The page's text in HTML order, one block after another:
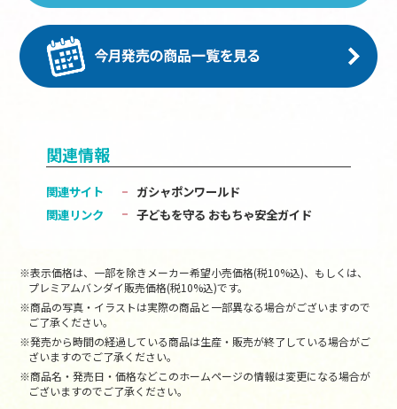
関連情報
関連サイト
ガシャポンワールド
関連リンク
子どもを守る おもちゃ安全ガイド
※表示価格は、一部を除きメーカー希望小売価格(税10%込)、もしくは、
プレミアムバンダイ販売価格(税10%込)です。
※商品の写真・イラストは実際の商品と一部異なる場合がございますので
ご了承ください。
※発売から時間の経過している商品は生産・販売が終了している場合がご
ざいますのでご了承ください。
※商品名・発売日・価格などこのホームページの情報は変更になる場合が
ございますのでご了承ください。